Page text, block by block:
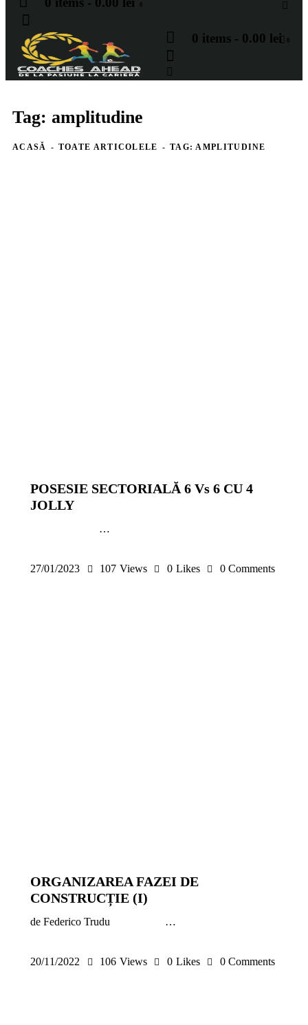
0 items - 0.00 lei
Tag: amplitudine
ACASĂ TOATE ARTICOLELE TAG: AMPLITUDINE
POSESIE SECTORIALĂ 6 Vs 6 CU 4
JOLLY
…
27/01/2023 107 Views 0 Likes 0 Comments
ORGANIZAREA FAZEI DE
CONSTRUCȚIE (I)
de Federico Trudu …
20/11/2022 106 Views 0 Likes 0 Comments